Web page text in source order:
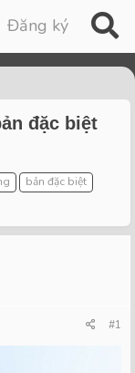
Đăng ký
đặc biệt
bản đặc biệt
#1